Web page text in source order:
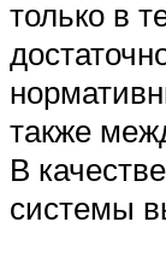
только в
также
В
системы